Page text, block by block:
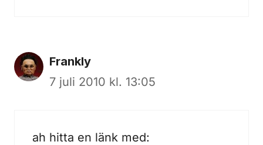
Frankly
7 juli 2010 kl. 13:05
ah hitta en länk med: